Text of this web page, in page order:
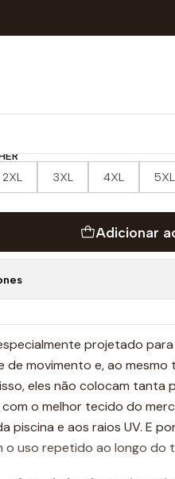
ALÇA LARGA COMIC KAN
NATAÇÃO
2XL 3XL 4XL 5XL
Adicionar
projetado para
movimento e, ao mesmo
eles não colocam tanta
o melhor tecido do
piscina e aos raios UV. E
o uso repetido ao longo do